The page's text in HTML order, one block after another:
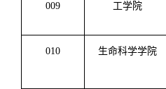
009 工学院
010 生命科学学院